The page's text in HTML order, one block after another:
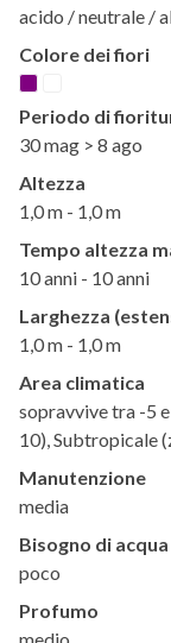
acido / neutrale /
Colore dei fiori
Periodo di
30 mag > 8 ago
Altezza
1,0 m - 1,0 m
Tempo altezza
10 anni - 10 anni
Larghezza
1,0 m - 1,0 m
Area climatica
sopravvive tra -5 e
10), Subtropicale
Manutenzione
media
Bisogno di acqua
poco
Profumo